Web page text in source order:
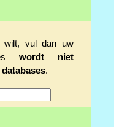
wilt, vul dan uw
wordt niet
.